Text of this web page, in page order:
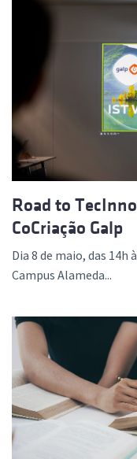
Road to
CoCriação Galp
Dia 8 de maio, das
Campus Alameda...